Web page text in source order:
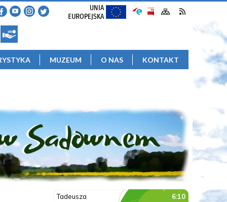
MUZEUM O NAS KONTAKT